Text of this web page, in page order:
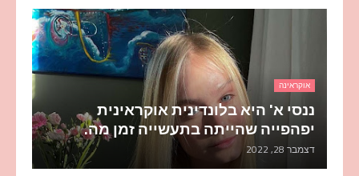
אוקראינה
ננסי א' היא בלונדינית אוקראינית
יפהפייה שהייתה בתעשייה זמן מה.
דצמבר 28, 2022